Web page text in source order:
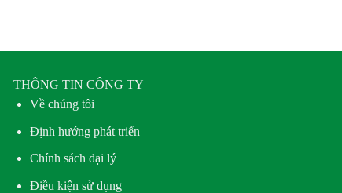
THÔNG TIN CÔNG TY
Về chúng tôi
Định hướng phát triển
Chính sách đại lý
Điều kiện sử dụng